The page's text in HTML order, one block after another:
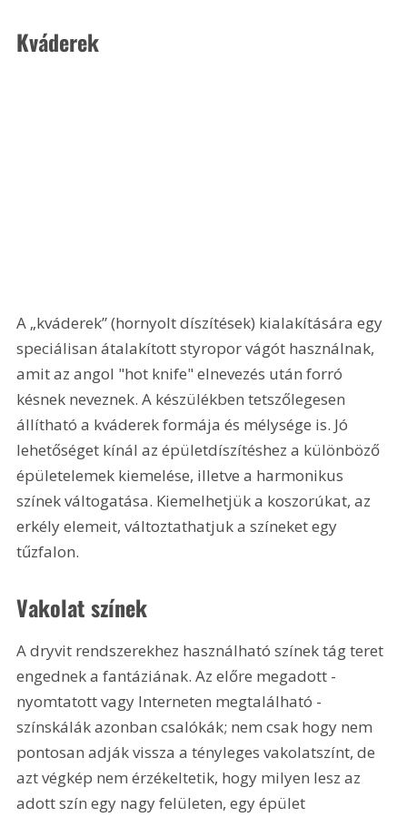
Kváderek
A „kváderek” (hornyolt díszítések) kialakítására egy
speciálisan átalakított styropor vágót használnak,
amit az angol "hot knife" elnevezés után forró
késnek neveznek. A készülékben tetszőlegesen
állítható a kváderek formája és mélysége is. Jó
lehetőséget kínál az épületdíszítéshez a különböző
épületelemek kiemelése, illetve a harmonikus
színek váltogatása. Kiemelhetjük a koszorúkat, az
erkély elemeit, változtathatjuk a színeket egy
tűzfalon.
Vakolat színek
A dryvit rendszerekhez használható színek tág teret
engednek a fantáziának. Az előre megadott -
nyomtatott vagy Interneten megtalálható -
színskálák azonban csalókák; nem csak hogy nem
pontosan adják vissza a tényleges vakolatszínt, de
azt végkép nem érzékeltetik, hogy milyen lesz az
adott szín egy nagy felületen, egy épület